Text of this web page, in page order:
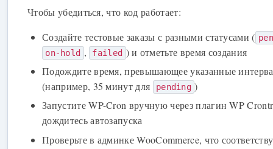
Чтобы убедиться, что код работает:
Создайте тестовые заказы с разными статусами (
on-hold , failed ) и отметьте время создания
Подождите время, превышающее указанные
(например, 35 минут для
pending )
Запустите WP-Cron вручную через плагин WP
дождитесь автозапуска
Проверьте в админке WooCommerce, что